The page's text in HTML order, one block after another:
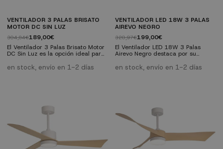
VENTILADOR 3 PALAS BRISATO
MOTOR DC SIN LUZ
304,84€189,00€
El Ventilador 3 Palas Brisato Motor
DC Sin Luz es la opción ideal para
ventilación eficaz, no solo
mantiene el ambiente fresco, sino
ABS color madera Motor: DC
Altura con tija de 12.5...
en stock, envío en 1-2 días
VENTILADOR LED 18W 3 PALAS
AIREVO NEGRO
320,97€199,00€
El Ventilador LED 18W 3 Palas
Airevo Negro destaca por su
negro con palas efecto madera
nogal. Combina elegancia,
iluminación versátil.Características
técnicas: Motor DC de 6
velocidades con funcionamiento
en stock, envío en 1-2 días